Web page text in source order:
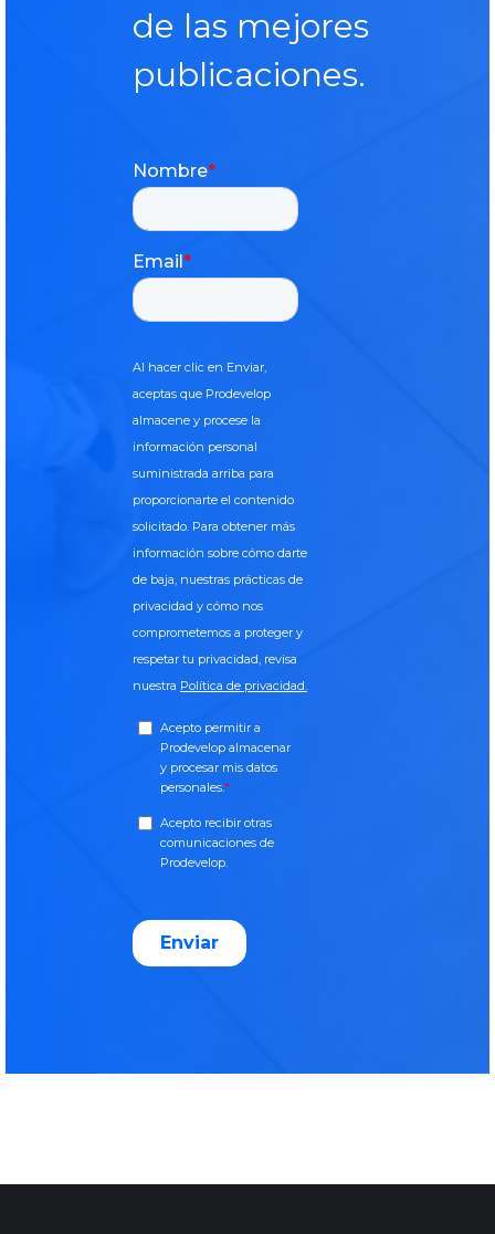
de las mejores
publicaciones.